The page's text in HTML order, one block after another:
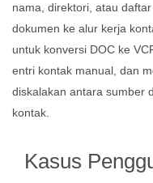
nama, direktori, atau
dokumen ke alur kerja
untuk konversi DOC ke
entri kontak manual, dan
diskalakan antara sumber
kontak.
Kasus